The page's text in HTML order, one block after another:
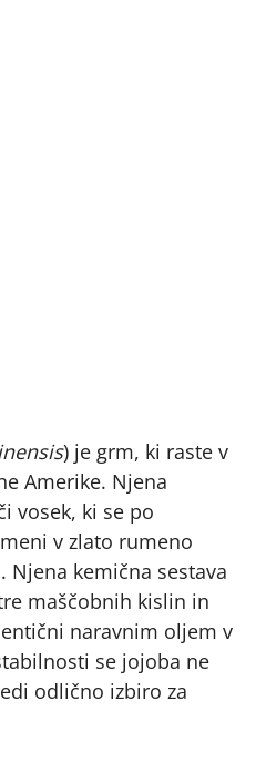
) je grm, ki raste v
Amerike. Njena
vosek, ki se po
v zlato rumeno
Njena kemična sestava
maščobnih kislin in
naravnim oljem v
se jojoba ne
odlično izbiro za